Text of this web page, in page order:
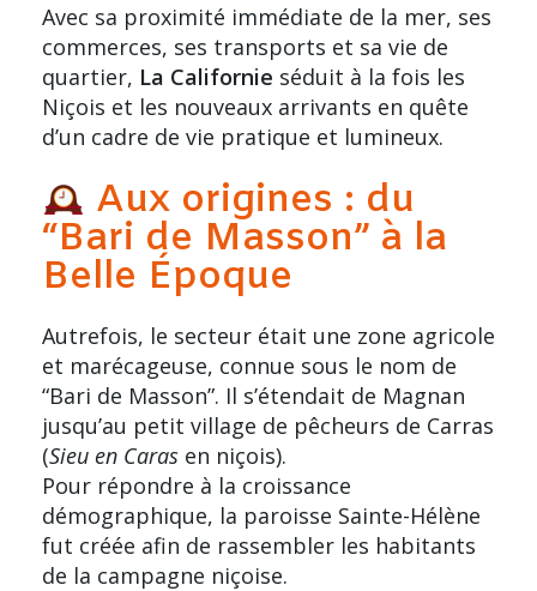
Avec sa proximité immédiate de la mer, ses
commerces, ses transports et sa vie de
quartier, La Californie séduit à la fois les
Niçois et les nouveaux arrivants en quête
d’un cadre de vie pratique et lumineux.
Aux origines : du
“Bari de Masson” à la
Belle Époque
Autrefois, le secteur était une zone agricole
et marécageuse, connue sous le nom de
“Bari de Masson”. Il s’étendait de Magnan
jusqu’au petit village de pêcheurs de Carras
(Sieu en Caras en niçois).
Pour répondre à la croissance
démographique, la paroisse Sainte-Hélène
fut créée afin de rassembler les habitants
de la campagne niçoise.